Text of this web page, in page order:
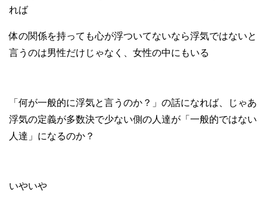
れば
体の関係を持っても心が浮ついてないなら浮気ではないと
言うのは男性だけじゃなく、女性の中にもいる
「何が一般的に浮気と言うのか？」の話になれば、じゃあ
浮気の定義が多数決で少ない側の人達が「一般的ではない
人達」になるのか？
いやいや